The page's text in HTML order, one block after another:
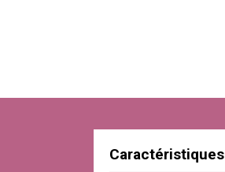
Caractéristiques